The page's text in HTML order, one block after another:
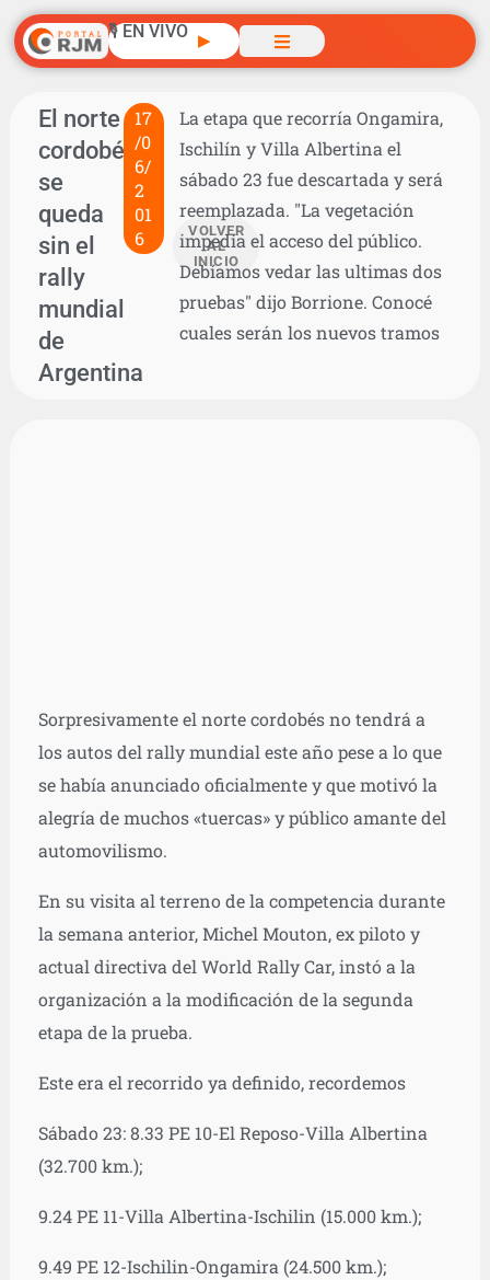
🎙️ EN VIVO ▶
El norte
cordobés
se
queda
sin el
rally
mundial
de
Argentina
17
/0
6/
2
01
6
VOLVER
AL
INICIO
La etapa que recorría Ongamira,
Ischilín y Villa Albertina el
sábado 23 fue descartada y será
reemplazada. "La vegetación
impedía el acceso del público.
Debíamos vedar las ultimas dos
pruebas" dijo Borrione. Conocé
cuales serán los nuevos tramos
Sorpresivamente el norte cordobés no tendrá a
los autos del rally mundial este año pese a lo que
se había anunciado oficialmente y que motivó la
alegría de muchos «tuercas» y público amante del
automovilismo.
En su visita al terreno de la competencia durante
la semana anterior, Michel Mouton, ex piloto y
actual directiva del World Rally Car, instó a la
organización a la modificación de la segunda
etapa de la prueba.
Este era el recorrido ya definido, recordemos
Sábado 23: 8.33 PE 10-El Reposo-Villa Albertina
(32.700 km.);
9.24 PE 11-Villa Albertina-Ischilin (15.000 km.);
9.49 PE 12-Ischilin-Ongamira (24.500 km.);